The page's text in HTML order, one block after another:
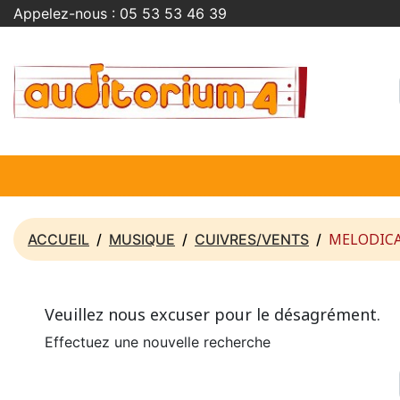
Appelez-nous : 05 53 53 46 39
ACCUEIL MUSIQUE CUIVRES/VENTS
Veuillez nous excuser pour le désagrément.
Effectuez une nouvelle recherche